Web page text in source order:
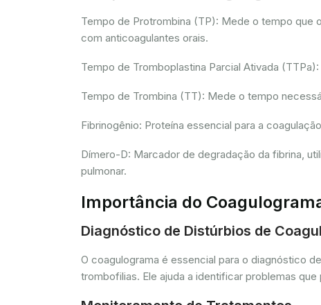
Tempo de Protrombina (TP): Mede o tempo que
com anticoagulantes orais.
Tempo de Tromboplastina Parcial Ativada
Tempo de Trombina (TT): Mede o tempo
Fibrinogênio: Proteína essencial para a
Dímero-D: Marcador de degradação da fibrina,
pulmonar.
Importância do
Diagnóstico de Distúrbios de
O coagulograma é essencial para o diagnóstico
trombofilias. Ele ajuda a identificar problemas